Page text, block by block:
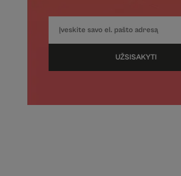
UŽSISAKYTI